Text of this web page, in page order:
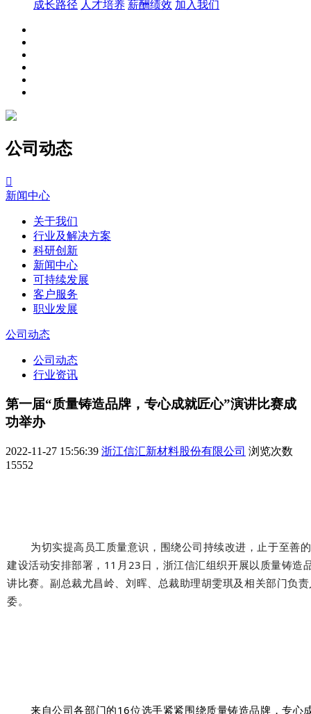
成长路径 人才培养 薪酬绩效 加入我们
公司动态

新闻中心
关于我们
行业及解决方案
科研创新
新闻中心
可持续发展
客户服务
职业发展
公司动态
公司动态
行业资讯
第一届“质量铸造品牌，专心成就匠心”演讲比赛成
功举办
2022-11-27 15:56:39 浙江信汇新材料股份有限公司 浏览次数
15552
为切实提高员工质量意识，围绕公司持续改进，止于至善
建设活动安排部署，11月23日，浙江信汇组织开展以质量铸造
讲比赛。副总裁尤昌岭、 刘晖、总裁助理胡雯琪及相关部门负
委。
来自公司各部门的16位选手紧紧围绕质量铸造品牌，专心